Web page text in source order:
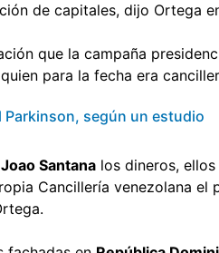
de capitales, dijo Ortega
que la campaña
para la fecha era
Parkinson, según un estudio
Santana los dineros,
Cancillería venezolana el